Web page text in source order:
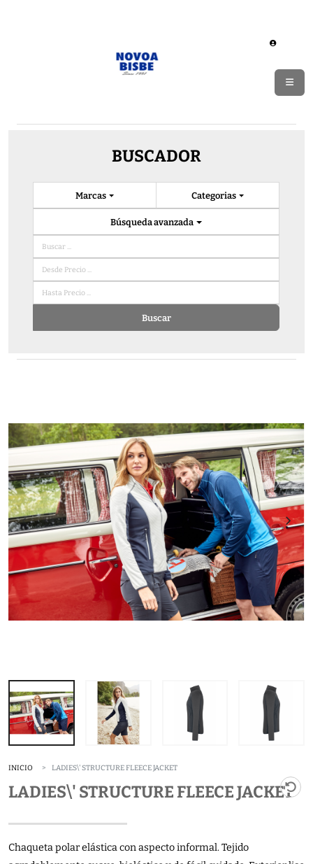
BUSCADOR
Categorias
Marcas
Búsqueda avanzada
Buscar
INICIO LADIES\' STRUCTURE FLEECE JACKET
LADIES\' STRUCTURE FLEECE JACKET
Chaqueta polar elástica con aspecto informal. Tejido